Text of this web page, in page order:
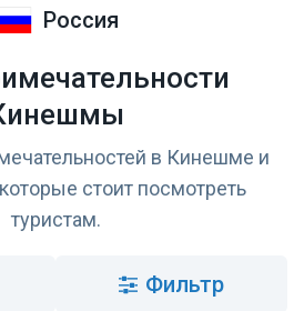
Россия
в Кинешме и
стоит посмотреть
туристам.
Фильтр